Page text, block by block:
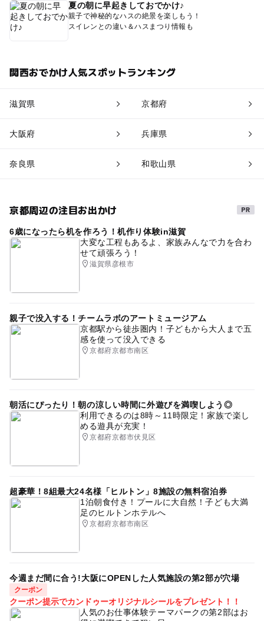
夏の朝に早起きしておでかけ♪
親子で神秘的なハスの絶景を楽しもう！
スイレンとの違い＆ハスまつり情報も
関西おでかけ人気スポットランキング
滋賀県 京都府
大阪府 兵庫県
奈良県 和歌山県
京都周辺の注目お出かけ
6歳になったら机を作ろう！机作り体験in滋賀
大変な工程もあるよ、家族みんなで力を合わ
せて頑張ろう！
滋賀県彦根市
親子で没入する！チームラボのアートミュージアム
京都駅から徒歩圏内！子どもから大人まで五
感を使って没入できる
京都府京都市南区
朝活にぴったり！朝の涼しい時間に外遊びを満喫しよう◎
利用できるのは8時～11時限定！家族で楽し
める遊具が充実！
京都府京都市伏見区
超豪華！8組最大24名様「ヒルトン」8施設の無料宿泊券
1泊朝食付き！プールに大自然！子ども大満
足のヒルトンホテルへ
京都府京都市南区
今週まだ間に合う!大阪にOPENした人気施設の第2部が穴場
クーポン
クーポン提示でカンドゥーオリジナルシールをプレゼント！！
人気のお仕事体験テーマパークの第2部はお